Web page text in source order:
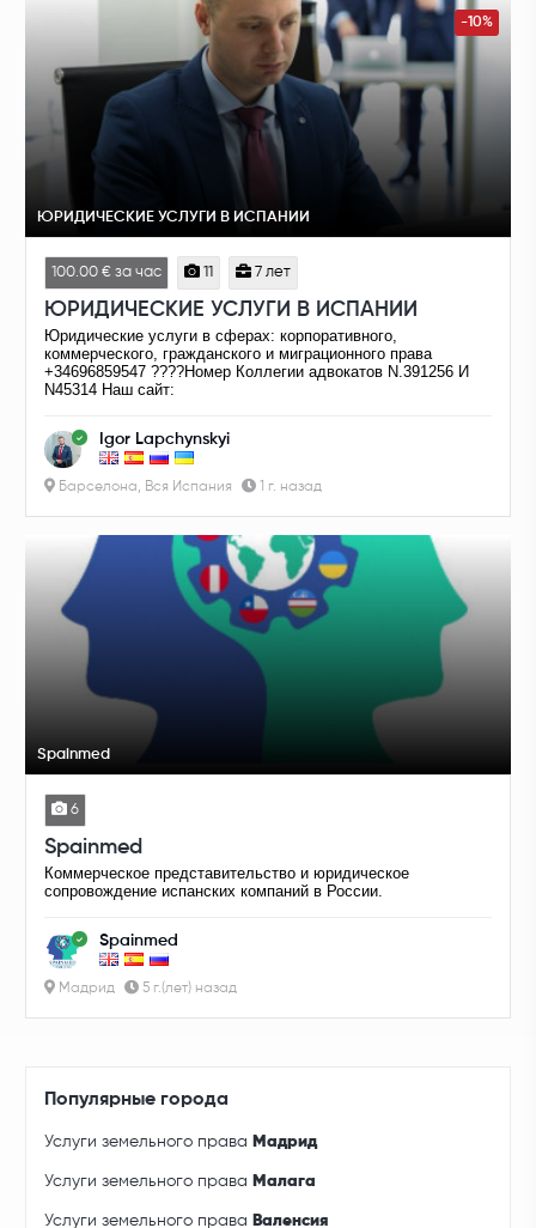
-10%
ЮРИДИЧЕСКИЕ УСЛУГИ В ИСПАНИИ
100.00 € за час 11 7 лет
ЮРИДИЧЕСКИЕ УСЛУГИ В ИСПАНИИ
Юридические услуги в сферах: корпоративного,
коммерческого, гражданского и миграционного права
+34696859547 ????️Номер Коллегии адвокатов N.391256 И
N45314 Наш сайт:
Igor Lapchynskyi
Барселона, Вся Испания 1 г. назад
Spainmed
6
Spainmed
Коммерческое представительство и юридическое
сопровождение испанских компаний в России.
Spainmed
Мадрид 5 г.(лет) назад
Популярные города
Услуги земельного права Мадрид
Услуги земельного права Малага
Услуги земельного права Валенсия